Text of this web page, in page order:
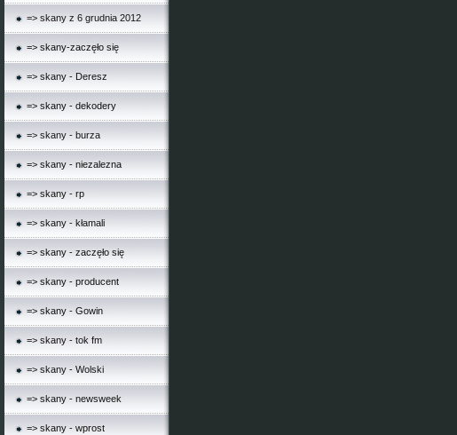
=> skany z 6 grudnia 2012
=> skany-zaczęło się
=> skany - Deresz
=> skany - dekodery
=> skany - burza
=> skany - niezalezna
=> skany - rp
=> skany - kłamali
=> skany - zaczęło się
=> skany - producent
=> skany - Gowin
=> skany - tok fm
=> skany - Wolski
=> skany - newsweek
=> skany - wprost